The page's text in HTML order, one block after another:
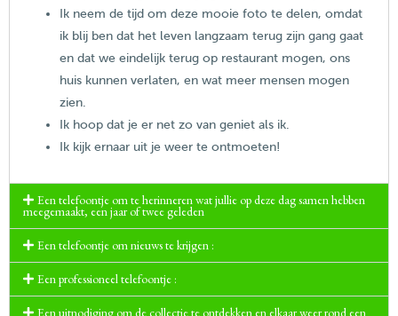
Ik neem de tijd om deze mooie foto te delen, omdat
ik blij ben dat het leven langzaam terug zijn gang gaat
en dat we eindelijk terug op restaurant mogen, ons
huis kunnen verlaten, en wat meer mensen mogen
zien.
Ik hoop dat je er net zo van geniet als ik.
Ik kijk ernaar uit je weer te ontmoeten!
Een telefoontje om te herinneren wat jullie op deze dag samen hebben
meegemaakt, een jaar of twee geleden
Een telefoontje om nieuws te krijgen :
Een professioneel telefoontje :
Een uitnodiging om de collectie te ontdekken en elkaar weer rond een